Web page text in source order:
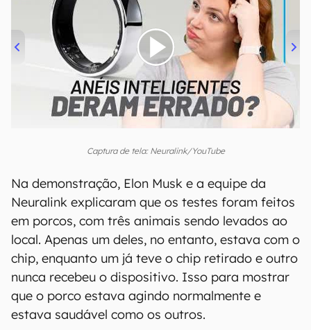
00:00/21:11
Captura de tela: Neuralink/YouTube
Na demonstração, Elon Musk e a equipe da
Neuralink explicaram que os testes foram feitos
em porcos, com três animais sendo levados ao
local. Apenas um deles, no entanto, estava com o
chip, enquanto um já teve o chip retirado e outro
nunca recebeu o dispositivo. Isso para mostrar
que o porco estava agindo normalmente e
estava saudável como os outros.